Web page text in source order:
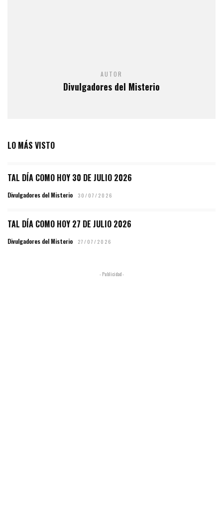
AUTOR
Divulgadores del Misterio
LO MÁS VISTO
TAL DÍA COMO HOY 30 DE JULIO 2026
Divulgadores del Misterio 30/07/2026
TAL DÍA COMO HOY 27 DE JULIO 2026
Divulgadores del Misterio 27/07/2026
- Publicidad -